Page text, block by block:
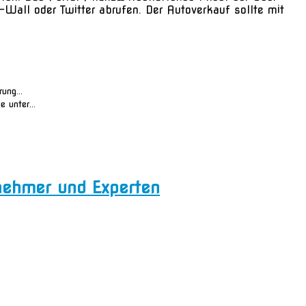
oder Twitter abrufen. Der Autoverkauf sollte mit
und Experten